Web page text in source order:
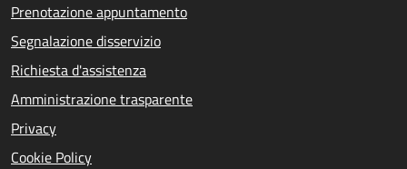
Prenotazione appuntamento
Segnalazione disservizio
Richiesta d'assistenza
Amministrazione trasparente
Privacy
Cookie Policy